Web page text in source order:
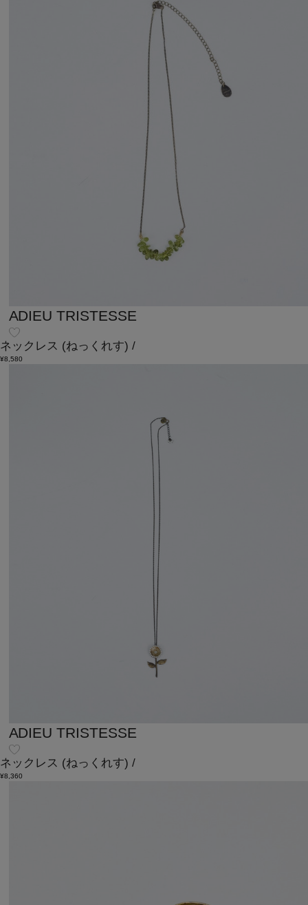
ADIEU TRISTESSE
ネックレス (ねっくれす) /
¥8,580
ADIEU TRISTESSE
ネックレス (ねっくれす) /
¥8,360